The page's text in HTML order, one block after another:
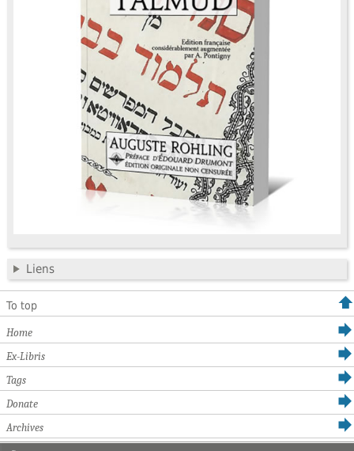
Liens
To top
Home
Ex-Libris
Tags
Donate
Archives